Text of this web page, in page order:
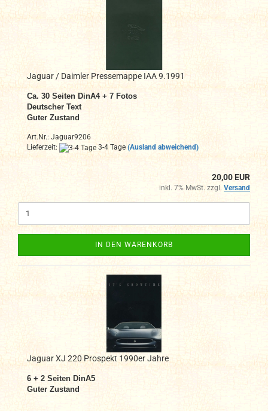
Jaguar / Daimler Pressemappe IAA 9.1991
Ca. 30 Seiten DinA4+ 7 Fotos
Deutscher Text
Guter Zustand
Art.Nr.: Jaguar9206
Lieferzeit:
3-4 Tage (Ausland abweichend)
20,00 EUR
inkl. 7% MwSt. zzgl. Versand
IN DEN WARENKORB
Jaguar XJ 220 Prospekt 1990er Jahre
6 + 2 Seiten DinA5
Guter Zustand